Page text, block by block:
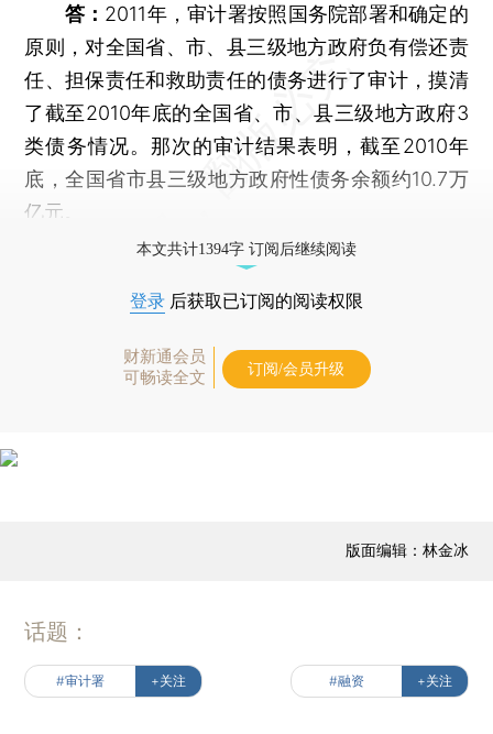
答： 2011年，审计署按照国务院部署和确定的
原则，对全国省、市、县三级地方政府负有偿还责
任、担保责任和救助责任的债务进行了审计，摸清
了截至2010年底的全国省、市、县三级地方政府3
类债务情况。那次的审计结果表明，截至2010年
底，全国省市县三级地方政府性债务余额约10.7万
亿元。
本文共计1394字 订阅后继续阅读
登录 后获取已订阅的阅读权限
财新通会员
可畅读全文
订阅/会员升级
版面编辑：林金冰
话题：
#审计署 +关注 #融资 +关注